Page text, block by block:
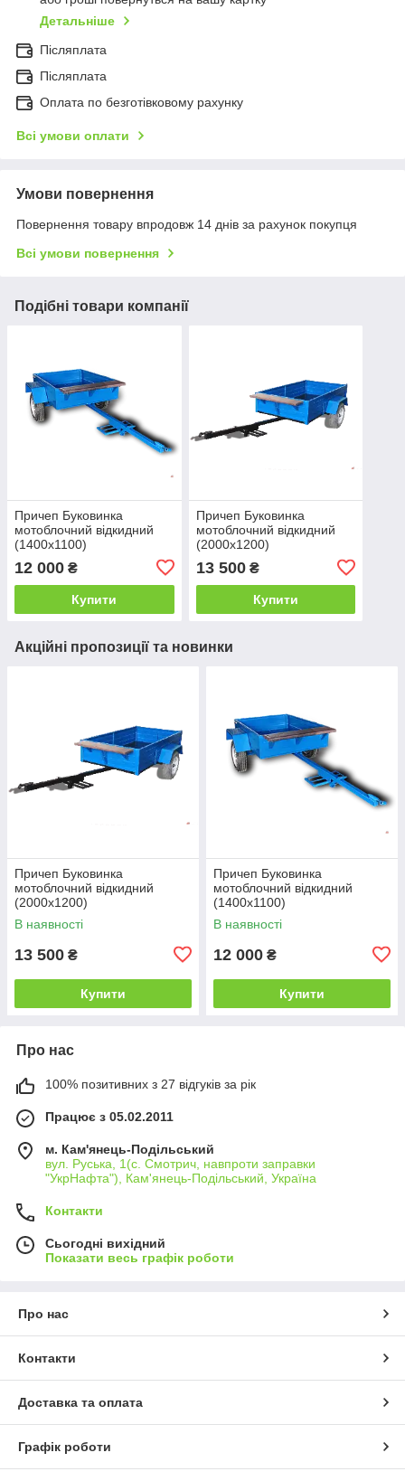
Детальніше
Післяплата
Післяплата
Оплата по безготівковому рахунку
Всі умови оплати
Умови повернення
Повернення товару впродовж 14 днів за рахунок покупця
Всі умови повернення
Подібні товари компанії
Причеп Буковинка
мотоблочний відкидний
(1400х1100)
12 000 ₴
Купити
Причеп Буковинка
мотоблочний відкидний
(2000х1200)
13 500₴
Купити
Акційні пропозиції та новинки
Причеп Буковинка
мотоблочний відкидний
(2000х1200)
В наявності
13 500 ₴
Купити
Причеп Буковинка
мотоблочний відкидний
(1400х1100)
В наявності
12 000 ₴
Купити
Про нас
100% позитивних з 27 відгуків за рік
Працює з 05.02.2011
м. Кам'янець-Подільський
вул. Руська, 1(с. Смотрич, навпроти заправки
"УкрНафта"), Кам'янець-Подільський, Україна
Контакти
Сьогодні вихідний
Показати весь графік роботи
Про нас
Контакти
Доставка та оплата
Графік роботи